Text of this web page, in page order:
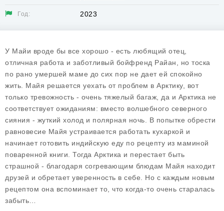
Год: 2023
У Майи вроде бы все хорошо - есть любящий отец,
отличная работа и заботливый бойфренд Райан, но тоска
по рано умершей маме до сих пор не дает ей спокойно
жить. Майя решается уехать от проблем в Арктику, вот
только тревожность - очень тяжелый багаж, да и Арктика не
соответствует ожиданиям: вместо волшебного северного
сияния - жуткий холод и полярная ночь. В попытке обрести
равновесие Майя устраивается работать кухаркой и
начинает готовить индийскую еду по рецепту из маминой
поваренной книги. Тогда Арктика и перестает быть
страшной - благодаря согревающим блюдам Майя находит
друзей и обретает уверенность в себе. Но с каждым новым
рецептом она вспоминает то, что когда-то очень старалась
забыть…